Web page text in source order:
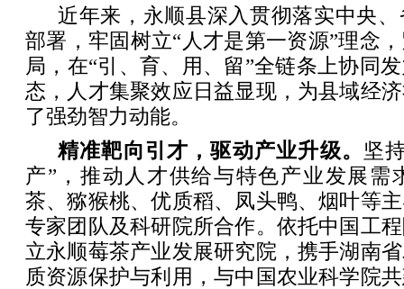
近年来，永顺县深入贯彻落实中央
部署，牢固树立“人才是第一资源”理念
局，在“引、育、用、留”全链条上协同
态，人才集聚效应日益显现，为县域经
了强劲智力动能。
精准靶向引才，驱动产业升级。 坚
产”，推动人才供给与特色产业发展需
茶、猕猴桃、优质稻、凤头鸭、烟叶等
专家团队及科研院所合作。依托中国工
立永顺莓茶产业发展研究院，携手湖南
质资源保护与利用，与中国农业科学院